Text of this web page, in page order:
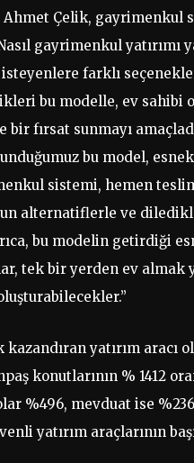
Ahmet Çelik,
gayrimenkul yatırımı
farklı
bu modelle, ev
bir fırsat sunmayı
bu model,
sistemi, hemen
alternatiflerle ve
bu modelin getirdiği
tek bir yerden ev
yatırım aracı
konutlarının % 1412
%496, mevduat ise
yatırım araçlarının